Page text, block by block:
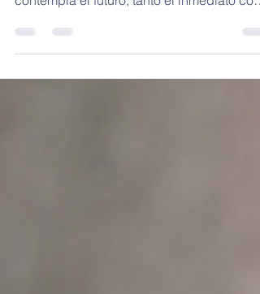
presentimientos y la negatividad y
contempla el futuro, tanto el inmediato
el de a medio o largo...